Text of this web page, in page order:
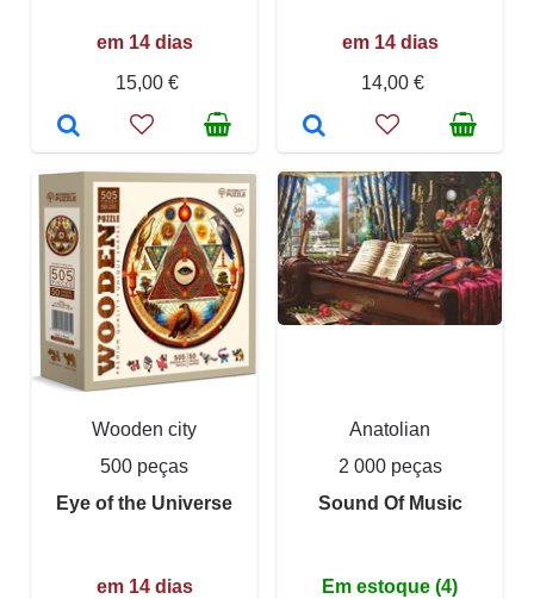
em 14 dias
15,00 €
em 14 dias
14,00 €
Wooden city
500 peças
Eye of the Universe
em 14 dias
Anatolian
2 000 peças
Sound Of Music
Em estoque (4)